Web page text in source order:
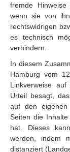
fremde
wenn sie von
rechtswidrigen
es technisch
verhindern.
In diesem
Hamburg vom
Linkverweise
Urteil besagt,
auf den eigenen
Seiten die
hat. Dieses
werden, indem
distanziert